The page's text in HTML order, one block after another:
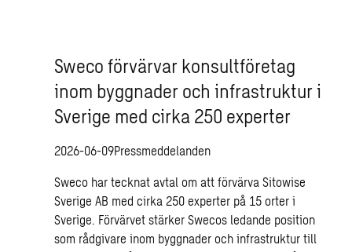
Sweco förvärvar konsultföretag
inom byggnader och infrastruktur i
Sverige med cirka 250 experter
2026-06-09Pressmeddelanden
Sweco har tecknat avtal om att förvärva Sitowise
Sverige AB med cirka 250 experter på 15 orter i
Sverige. Förvärvet stärker Swecos ledande position
som rådgivare inom byggnader och infrastruktur till